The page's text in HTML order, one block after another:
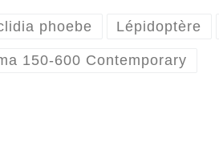
phoebe Lépidoptère
150-600 Contemporary